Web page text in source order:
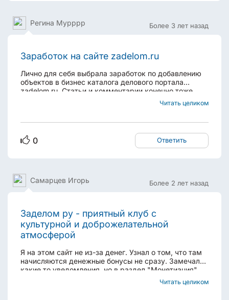
Более 3 лет назад
Регина Мурррр
Заработок на сайте zadelom.ru
Лично для себя выбрала заработок по добавлению
объектов в бизнес каталога делового портала
zadelom.ru. Статьи и комментарии конечно тоже
добавляю, но если вижу интересные темы из моей
сферы и области знаний. Дело в том, что я эксперт
Читать целиком
0 Ответить
Более 2 лет назад
Самарцев Игорь
Заделом ру - приятный клуб с
культурной и доброжелательной
атмосферой
Я на этом сайт не из-за денег. Узнал о том, что там
начисляются денежные бонусы не сразу. Замечал
какие то уведомления, но в раздел "Монетиация"
даже не заглядывал, просто не обратил внимание на
его существование. Удивлен, что там еще и можно
Читать целиком